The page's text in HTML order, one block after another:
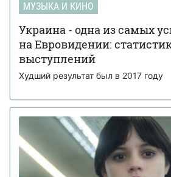
МУЗЫКА И КИНО
Украина - одна из самых
на Евровидении:
выступлений
Худший результат был в 2017 году